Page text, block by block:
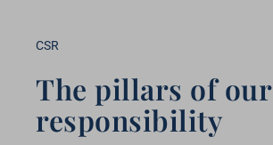
CSR
The pillars of our
responsibility